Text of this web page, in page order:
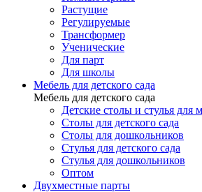
Растущие
Регулируемые
Трансформер
Ученические
Для парт
Для школы
Мебель для детского сада
Мебель для детского сада
Детские столы и стулья для
Столы для детского сада
Столы для дошкольников
Стулья для детского сада
Стулья для дошкольников
Оптом
Двухместные парты